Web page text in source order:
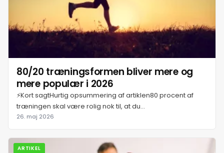
80/20 træningsformen bliver mere og
mere populær i 2026
⚡Kort sagtHurtig opsummering af artiklen80 procent af
træningen skal være rolig nok til, at du...
26. maj 2026
ARTIKEL